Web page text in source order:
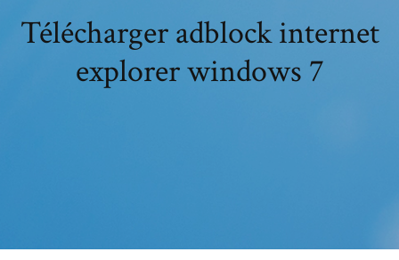
Télécharger adblock internet
explorer windows 7